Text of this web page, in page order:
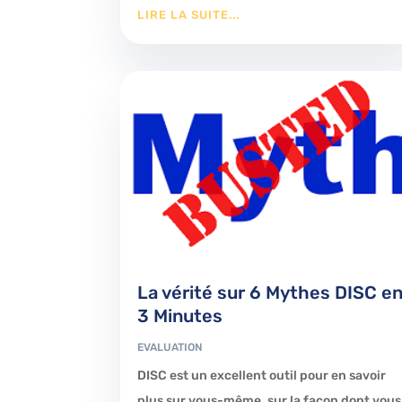
LIRE LA SUITE...
La vérité sur 6 Mythes DISC
3 Minutes
EVALUATION
DISC est un excellent outil pour en savoir